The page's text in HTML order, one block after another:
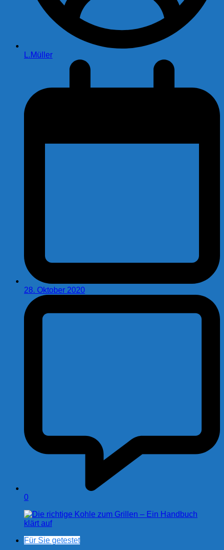
L.Müller
28. Oktober 2020
0
Für Sie getestet